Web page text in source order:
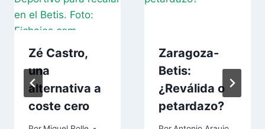
Zé Castro,
una
alternativa a
coste cero
Zaragoza-
Betis:
¿Reválida o
petardazo?